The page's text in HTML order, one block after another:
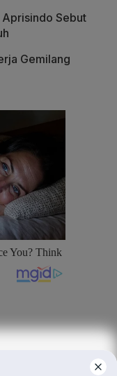
Aprisindo Sebut
Gemilang